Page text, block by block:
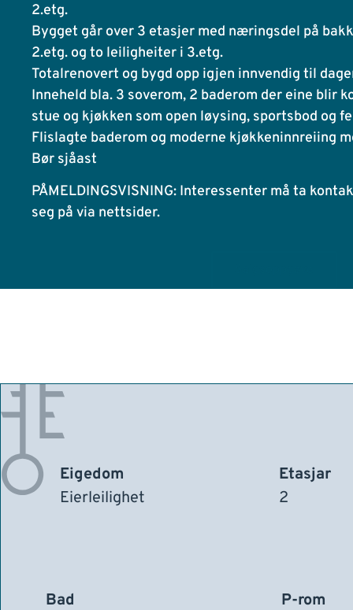
2.etg.
Bygget går over 3 etasjer med næringsdel på
2.etg. og to leiligheiter i 3.etg.
Totalrenovert og bygd opp igjen innvendig til
Inneheld bla. 3 soverom, 2 baderom der eine blir
stue og kjøkken som open løysing, sportsbod og
Flislagte baderom og moderne kjøkkeninnreiing
Bør sjåast
PÅMELDINGSVISNING: Interessenter må ta
seg på via nettsider.
Eigedom
Eierleilighet
Etasjar
2
Bad P-rom